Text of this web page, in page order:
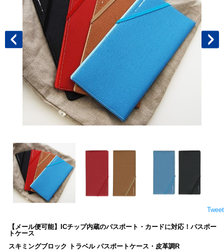
Tweet
【メール便可能】ICチップ内蔵のパスポート・カードに対応！パスポー
トケース
スキミングブロック トラベル パスポートケース・皮革調R